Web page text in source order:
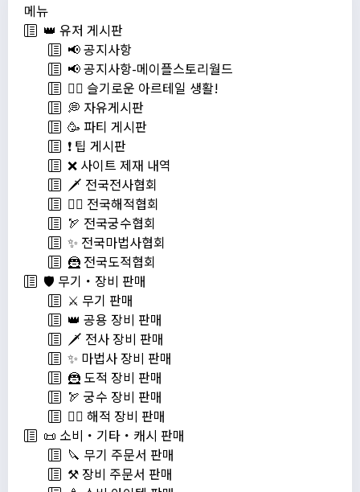
메뉴
👑 유저 게시판
📢 공지사항
📢 공지사항-메이플스토리월드
💁‍♂ 슬기로운 아르테일 생활!
💭 자유게시판
🥳 파티 게시판
❗️ 팁 게시판
❌ 사이트 제재 내역
🗡️ 전국전사협회
🏴‍☠️ 전국해적협회
🏹 전국궁수협회
✨ 전국마법사협회
🦹 전국도적협회
🛡️ 무기・장비 판매
⚔️ 무기 판매
👑 공용 장비 판매
🗡️ 전사 장비 판매
✨ 마법사 장비 판매
🦹 도적 장비 판매
🏹 궁수 장비 판매
🏴‍☠️ 해적 장비 판매
📜 소비・기타・캐시 판매
🔪 무기 주문서 판매
⚒️ 장비 주문서 판매